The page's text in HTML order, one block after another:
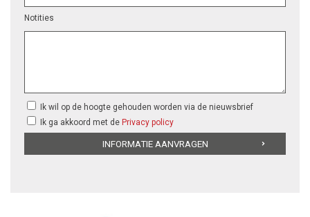
Notities
Ik wil op de hoogte gehouden worden via de nieuwsbrief
Ik ga akkoord met de Privacy policy